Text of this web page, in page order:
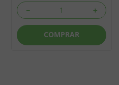
＋
－
COMPRAR